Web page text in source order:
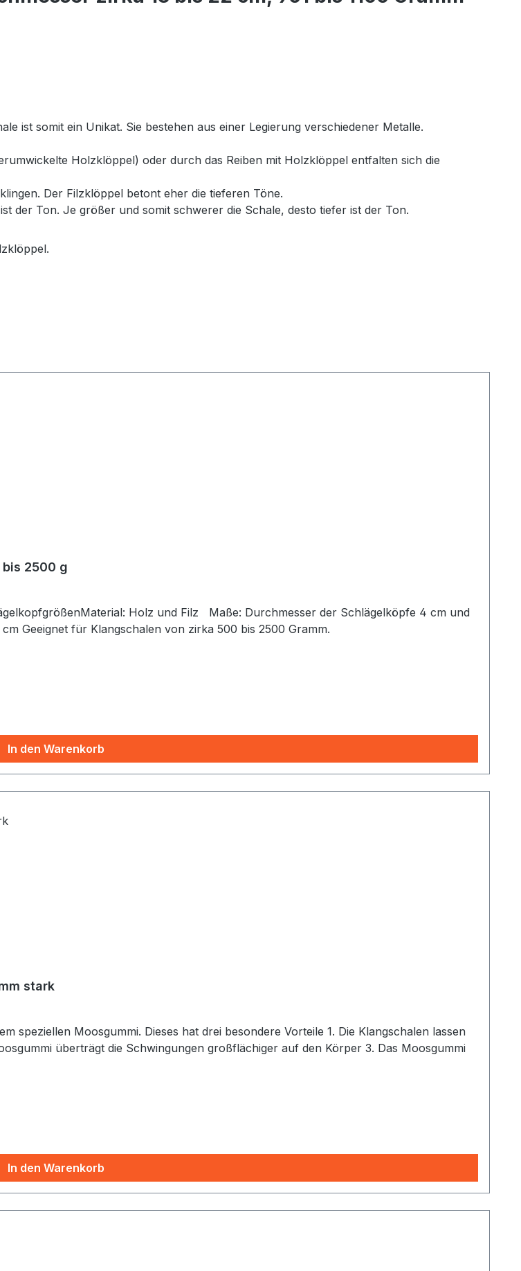
ist somit ein Unikat. Sie bestehen aus einer Legierung verschiedener Metalle.
Holzklöppel) oder durch das Reiben mit Holzklöppel entfalten sich die
Der Filzklöppel betont eher die tieferen Töne.
der Ton. Je größer und somit schwerer die Schale, desto tiefer ist der Ton.
2500 g
Holz und Filz Maße: Durchmesser der Schlägelköpfe 4 cm und
Geeignet für Klangschalen von zirka 500 bis 2500 Gramm.
In den Warenkorb
stark
Vorteile 1. Die Klangschalen lassen
überträgt die Schwingungen großflächiger auf den Körper 3. Das Moosgummi
In den Warenkorb